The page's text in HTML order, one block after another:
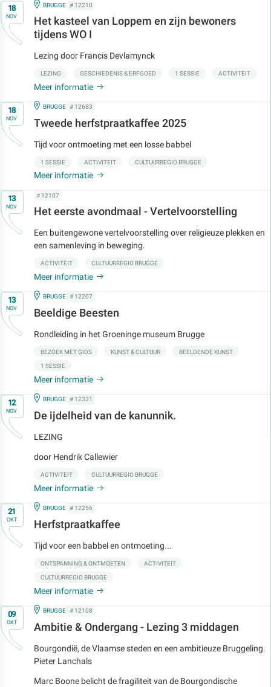
Op18
NOV
IN
BRUGGE # 12210
Het kasteel van Loppem en zijn bewoners
tijdens WO I
Lezing door Francis Devlamynck
LEZING GESCHIEDENIS & ERFGOED 1 SESSIE ACTIVITEIT
Meer informatie
Op18
NOV
IN
BRUGGE # 12683
Tweede herfstpraatkaffee 2025
Tijd voor ontmoeting met een losse babbel
1 SESSIE ACTIVITEIT CULTUURREGIO BRUGGE
Meer informatie
Op13
NOV
# 12107
Het eerste avondmaal - Vertelvoorstelling
Een buitengewone vertelvoorstelling over religieuze plekken en
een samenleving in beweging.
ACTIVITEIT CULTUURREGIO BRUGGE
Meer informatie
Op13
NOV
IN
BRUGGE # 12207
Beeldige Beesten
Rondleiding in het Groeninge museum Brugge
BEZOEK MET GIDS KUNST & CULTUUR BEELDENDE KUNST
1 SESSIE
Meer informatie
Op12
NOV
IN
BRUGGE # 12331
De ijdelheid van de kanunnik.
LEZING
door Hendrik Callewier
ACTIVITEIT CULTUURREGIO BRUGGE
Meer informatie
Op21
OKT
IN
BRUGGE # 12256
Herfstpraatkaffee
Tijd voor een babbel en ontmoeting...
ONTSPANNING & ONTMOETEN ACTIVITEIT
CULTUURREGIO BRUGGE
Meer informatie
Op09
OKT
IN
BRUGGE # 12108
Ambitie & Ondergang - Lezing 3 middagen
Bourgondië, de Vlaamse steden en een ambitieuze Bruggeling.
Pieter Lanchals
Marc Boone belicht de fragiliteit van de Bourgondische